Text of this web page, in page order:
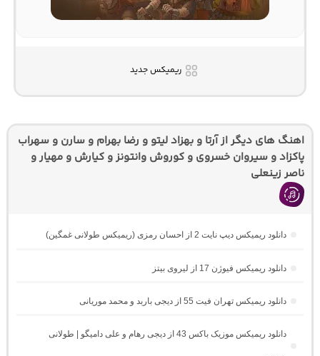
ریمیکس جدید
اهنگ های دیگر از آرتا و بهزاد لیتو و رضا بهرام و سارن و سهراب
پاکزاد و سیروان خسروی و کوروش وانتونز و کیارش و مهیار و
ناصر زینعلی
دانلود ریمیکس دیپ نایت 2 از احسان رمزی (ریمیکس طولانی غمگین)
دانلود ریمیکس فیوژن 17 از لیروی بیتز
دانلود ریمیکس تهران فیت 55 از دیجی باربد و محمد موریانی
دانلود ریمیکس موزیک باکس 43 از دیجی رهام و علی دامیگو | طولانی